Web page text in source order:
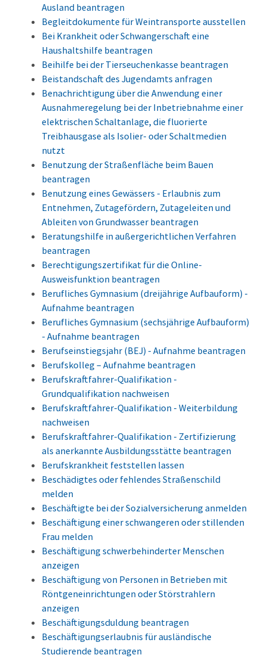
Ausland beantragen
Begleitdokumente für Weintransporte ausstellen
Bei Krankheit oder Schwangerschaft eine
Haushaltshilfe beantragen
Beihilfe bei der Tierseuchenkasse beantragen
Beistandschaft des Jugendamts anfragen
Benachrichtigung über die Anwendung einer
Ausnahmeregelung bei der Inbetriebnahme einer
elektrischen Schaltanlage, die fluorierte
Treibhausgase als Isolier- oder Schaltmedien
nutzt
Benutzung der Straßenfläche beim Bauen
beantragen
Benutzung eines Gewässers - Erlaubnis zum
Entnehmen, Zutagefördern, Zutageleiten und
Ableiten von Grundwasser beantragen
Beratungshilfe in außergerichtlichen Verfahren
beantragen
Berechtigungszertifikat für die Online-
Ausweisfunktion beantragen
Berufliches Gymnasium (dreijährige Aufbauform) -
Aufnahme beantragen
Berufliches Gymnasium (sechsjährige Aufbauform)
- Aufnahme beantragen
Berufseinstiegsjahr (BEJ) - Aufnahme beantragen
Berufskolleg – Aufnahme beantragen
Berufskraftfahrer-Qualifikation -
Grundqualifikation nachweisen
Berufskraftfahrer-Qualifikation - Weiterbildung
nachweisen
Berufskraftfahrer-Qualifikation - Zertifizierung
als anerkannte Ausbildungsstätte beantragen
Berufskrankheit feststellen lassen
Beschädigtes oder fehlendes Straßenschild
melden
Beschäftigte bei der Sozialversicherung anmelden
Beschäftigung einer schwangeren oder stillenden
Frau melden
Beschäftigung schwerbehinderter Menschen
anzeigen
Beschäftigung von Personen in Betrieben mit
Röntgeneinrichtungen oder Störstrahlern
anzeigen
Beschäftigungsduldung beantragen
Beschäftigungserlaubnis für ausländische
Studierende beantragen